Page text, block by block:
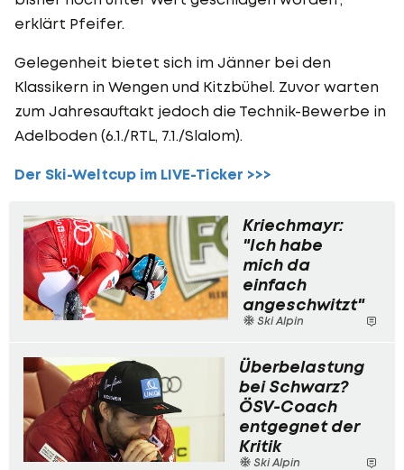
erklärt Pfeifer.
Gelegenheit bietet sich im Jänner bei den
Klassikern in Wengen und Kitzbühel. Zuvor warten
zum Jahresauftakt jedoch die Technik-Bewerbe in
Adelboden (6.1./RTL, 7.1./Slalom).
Der Ski-Weltcup im LIVE-Ticker >>>
Kriechmayr:
"Ich habe
mich da
einfach
angeschwitzt"
Ski Alpin
Überbelastung
bei Schwarz?
ÖSV-Coach
entgegnet der
Kritik
Ski Alpin